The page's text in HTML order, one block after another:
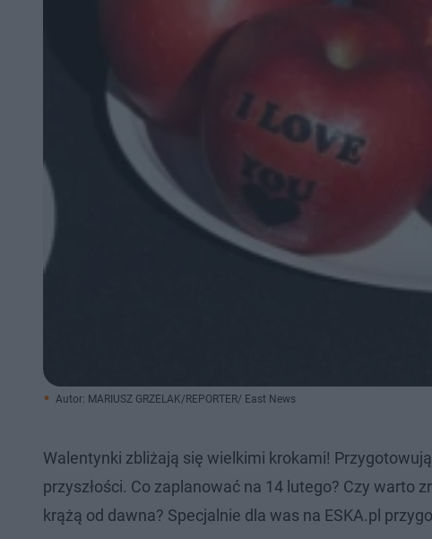
Autor: MARIUSZ GRZELAK/REPORTER/ East News
Walentynki zbliżają się wielkimi krokami!
przyszłości. Co zaplanować na 14 lutego? Czy warto
krążą od dawna? Specjalnie dla was na ESKA.pl